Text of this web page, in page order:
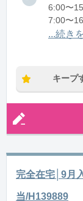
6:00〜
7:00〜
8:00〜
11:00〜
12:00〜
15:00
...続き
キープ
完全在宅│9月
当/H139889